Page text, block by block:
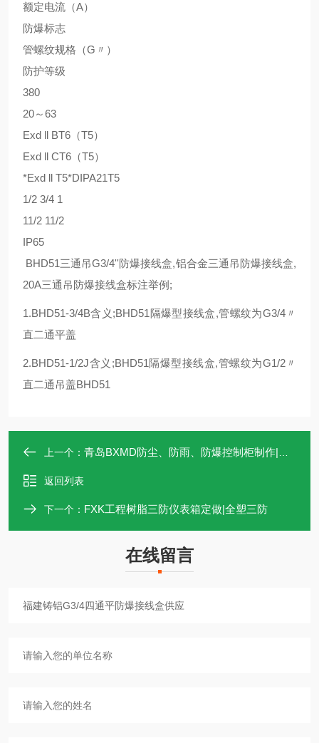
额定电流（A）
防爆标志
管螺纹规格（G〃）
防护等级
380
20～63
Exd ll BT6（T5）
Exd ll CT6（T5）
*Exd ll T5*DIPA21T5
1/2 3/4 1
11/2 11/2
IP65
BHD51三通吊G3/4''防爆接线盒,铝合金三通吊防爆接线盒,
20A三通吊防爆接线盒标注举例;
1.BHD51-3/4B含义;BHD51隔爆型接线盒,管螺纹为G3/4〃
直二通平盖
2.BHD51-1/2J含义;BHD51隔爆型接线盒,管螺纹为G1/2〃
直二通吊盖BHD51
上一个： 青岛BXMD防尘、防雨、防爆控制柜制作|报价商
返回列表
下一个： FXK工程树脂三防仪表箱定做|全塑三防
在线留言